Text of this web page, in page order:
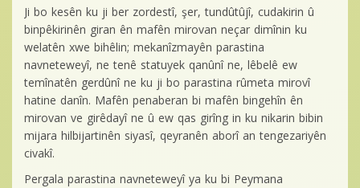
Ji bo kesên ku ji ber zordestî, şer, tundûtûjî, cudakirin û
binpêkirinên giran ên mafên mirovan neçar dimînin ku
welatên xwe bihêlin; mekanîzmayên parastina
navneteweyî, ne tenê statuyek qanûnî ne, lêbelê ew
temînatên gerdûnî ne ku ji bo parastina rûmeta mirovî
hatine danîn. Mafên penaberan bi mafên bingehîn ên
mirovan ve girêdayî ne û ew qas girîng in ku nikarin bibin
mijara hilbijartinên siyasî, qeyranên aborî an tengezariyên
civakî.
Pergala parastina navneteweyî ya ku bi Peymana